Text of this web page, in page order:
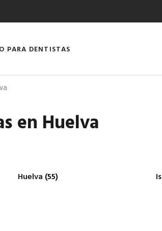
PARA DENTISTAS
en Huelva
Huelva (55)